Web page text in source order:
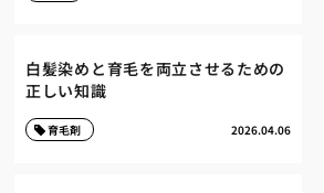
白髪染めと育毛を両立させるための
正しい知識
2026.04.06
育毛剤